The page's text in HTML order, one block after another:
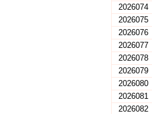
2026074
2026075
2026076
2026077
2026078
2026079
2026080
2026081
2026082